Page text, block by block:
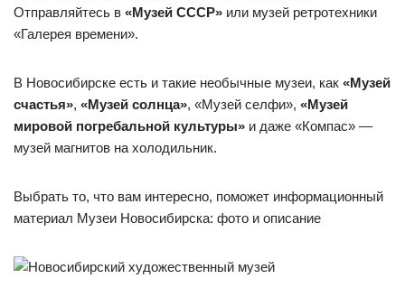
Отправляйтесь в «Музей СССР» или музей ретротехники
«Галерея времени».
В Новосибирске есть и такие необычные музеи, как «Музей
счастья», «Музей солнца», «Музей селфи», «Музей
мировой погребальной культуры» и даже «Компас» —
музей магнитов на холодильник.
Выбрать то, что вам интересно, поможет информационный
материал Музеи Новосибирска: фото и описание